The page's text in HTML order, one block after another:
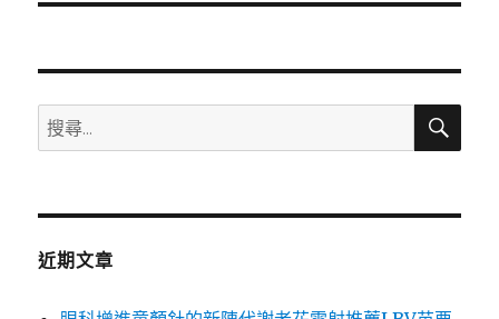
篇
章:
搜
尋
鍵
搜
近期文章